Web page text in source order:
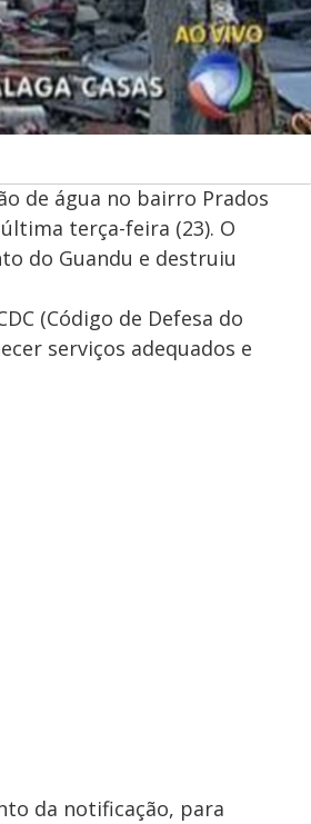
de água no bairro Prados
terça-feira (23). O
do Guandu e destruiu
(Código de Defesa do
serviços adequados e
da notificação, para